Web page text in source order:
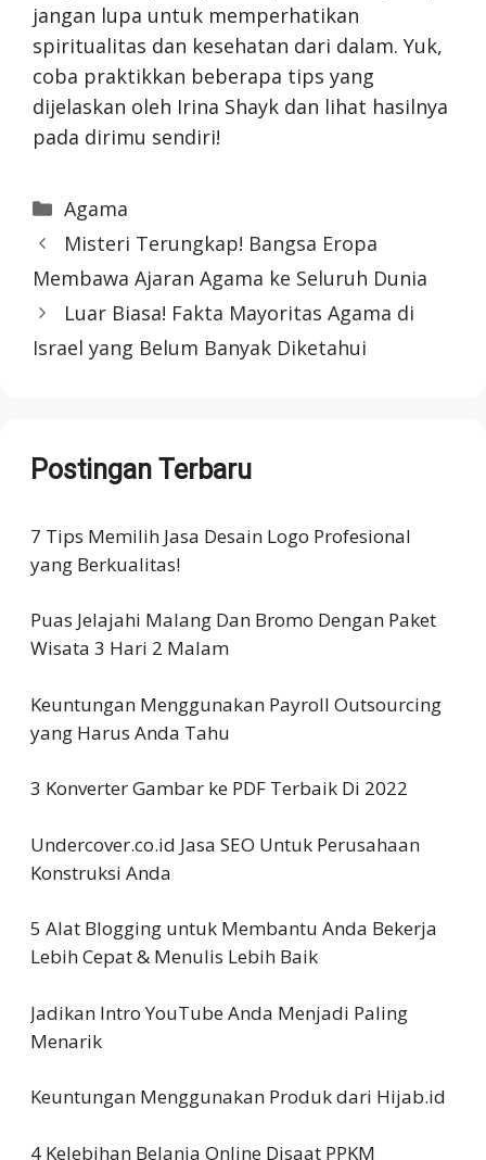
jangan lupa untuk memperhatikan
spiritualitas dan kesehatan dari dalam. Yuk,
coba praktikkan beberapa tips yang
dijelaskan oleh Irina Shayk dan lihat hasilnya
pada dirimu sendiri!
Categories
Agama
Misteri Terungkap! Bangsa Eropa
Membawa Ajaran Agama ke Seluruh Dunia
Luar Biasa! Fakta Mayoritas Agama di
Israel yang Belum Banyak Diketahui
Postingan Terbaru
7 Tips Memilih Jasa Desain Logo Profesional
yang Berkualitas!
Puas Jelajahi Malang Dan Bromo Dengan Paket
Wisata 3 Hari 2 Malam
Keuntungan Menggunakan Payroll Outsourcing
yang Harus Anda Tahu
3 Konverter Gambar ke PDF Terbaik Di 2022
Undercover.co.id Jasa SEO Untuk Perusahaan
Konstruksi Anda
5 Alat Blogging untuk Membantu Anda Bekerja
Lebih Cepat & Menulis Lebih Baik
Jadikan Intro YouTube Anda Menjadi Paling
Menarik
Keuntungan Menggunakan Produk dari Hijab.id
4 Kelebihan Belanja Online Disaat PPKM